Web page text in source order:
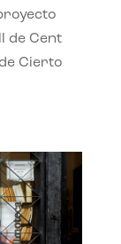
de Cent
Cierto